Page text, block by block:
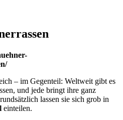
– im Gegenteil: Weltweit gibt es
und jede bringt ihre ganz
lassen sie sich grob in
einteilen.